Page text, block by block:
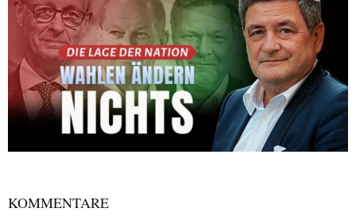
KOMMENTARE